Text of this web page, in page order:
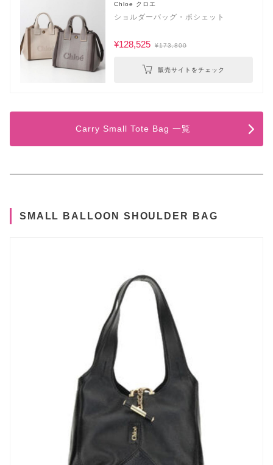
Chloe クロエ
ショルダーバッグ・ポシェット
¥128,525 ¥173,800
販売サイトをチェック
Carry Small Tote Bag 一覧
SMALL BALLOON SHOULDER BAG